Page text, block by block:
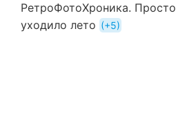
РетроФотоХроника. Просто
уходило лето
+5